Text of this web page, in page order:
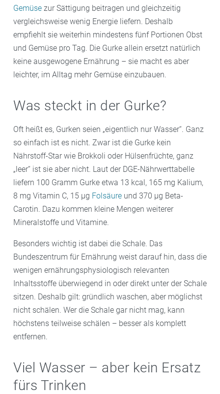
Gemüse zur Sättigung beitragen und gleichzeitig
vergleichsweise wenig Energie liefern. Deshalb
empfiehlt sie weiterhin mindestens fünf Portionen Obst
und Gemüse pro Tag. Die Gurke allein ersetzt natürlich
keine ausgewogene Ernährung – sie macht es aber
leichter, im Alltag mehr Gemüse einzubauen.
Was steckt in der Gurke?
Oft heißt es, Gurken seien „eigentlich nur Wasser“. Ganz
so einfach ist es nicht. Zwar ist die Gurke kein
Nährstoff-Star wie Brokkoli oder Hülsenfrüchte, ganz
„leer“ ist sie aber nicht. Laut der DGE-Nährwerttabelle
liefern 100 Gramm Gurke etwa 13 kcal, 165 mg Kalium,
8 mg Vitamin C, 15 µg Folsäure und 370 µg Beta-
Carotin. Dazu kommen kleine Mengen weiterer
Mineralstoffe und Vitamine.
Besonders wichtig ist dabei die Schale. Das
Bundeszentrum für Ernährung weist darauf hin, dass die
wenigen ernährungsphysiologisch relevanten
Inhaltsstoffe überwiegend in oder direkt unter der Schale
sitzen. Deshalb gilt: gründlich waschen, aber möglichst
nicht schälen. Wer die Schale gar nicht mag, kann
höchstens teilweise schälen – besser als komplett
entfernen.
Viel Wasser – aber kein Ersatz
fürs Trinken